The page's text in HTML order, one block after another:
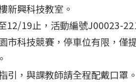
新興科技教室。
12/19止，活動編號J00023-
市科技競賽，停車位有限，僅
引，與課教師請全程配戴口罩。